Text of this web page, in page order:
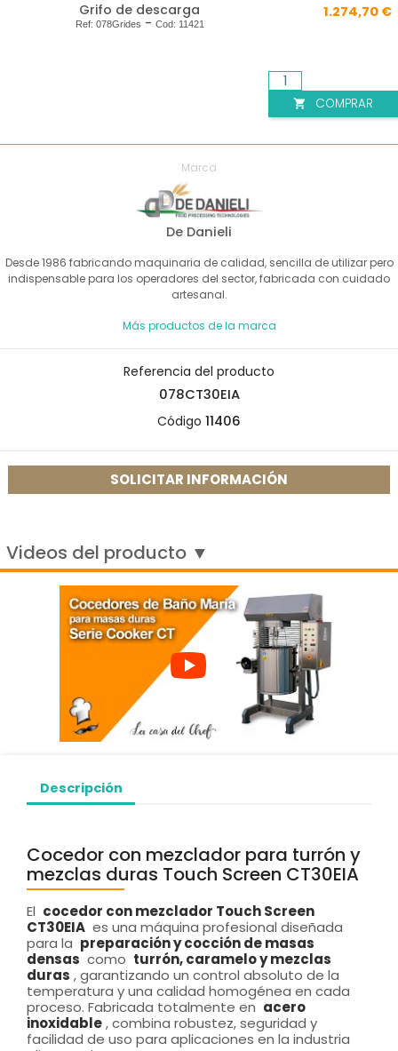
Marca
De Danieli
Desde 1986 fabricando maquinaria de calidad, sencilla de utilizar pero
indispensable para los operadores del sector, fabricada con cuidado
artesanal.
Más productos de la marca
Referencia del producto
078CT30EIA
Código 11406
SOLICITAR INFORMACIÓN
Grifo de descarga
Ref: 078Grides - Cod: 11421
1.274,70 €
 COMPRAR
Videos del producto ▼
Descripción
Cocedor con mezclador para turrón y
mezclas duras Touch Screen CT30EIA
El cocedor con mezclador Touch Screen
CT30EIA es una máquina profesional diseñada
para la preparación y cocción de masas
densas como turrón, caramelo y mezclas
duras , garantizando un control absoluto de la
temperatura y una calidad homogénea en cada
proceso. Fabricada totalmente en acero
inoxidable, combina robustez, seguridad y
facilidad de uso para aplicaciones en la industria